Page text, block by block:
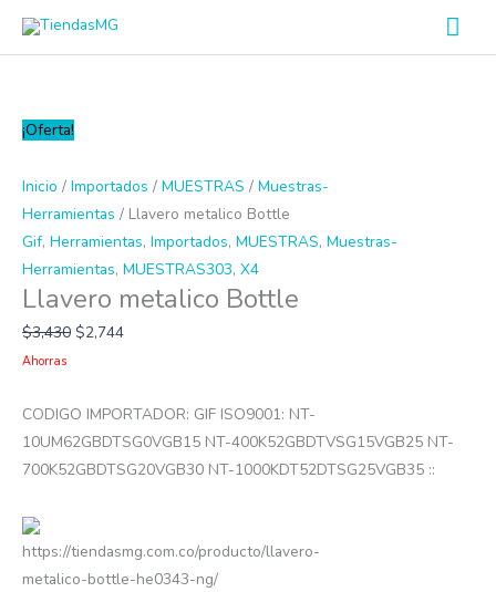
¡Oferta!
Inicio / Importados / MUESTRAS / Muestras-
Herramientas / Llavero metalico Bottle
Gif, Herramientas, Importados, MUESTRAS, Muestras-
Herramientas, MUESTRAS303, X4
Llavero metalico Bottle
$3,430 $2,744
Ahorras
CODIGO IMPORTADOR: GIF ISO9001: NT-
10UM62GBDTSG0VGB15 NT-400K52GBDTVSG15VGB25 NT-
700K52GBDTSG20VGB30 NT-1000KDT52DTSG25VGB35 ::
https://tiendasmg.com.co/producto/llavero-
metalico-bottle-he0343-ng/
Llavero
Bottle
cantidad